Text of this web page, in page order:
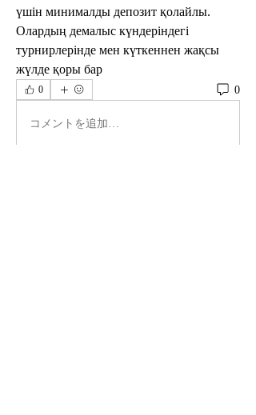
үшін минималды депозит қолайлы.
Олардың демалыс күндеріндегі
турнирлерінде мен күткеннен жақсы
жүлде қоры бар
0 0
コメントを追加…